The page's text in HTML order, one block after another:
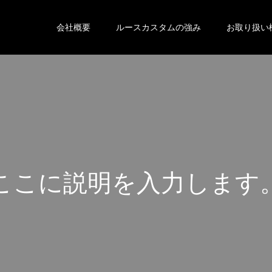
会社概要 ルースカスタムの強み お取り扱い
こ に 説明 を 入 力 し ま す
ここに